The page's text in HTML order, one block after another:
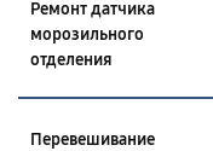
Ремонт датчика
морозильного
отделения
Перевешивание